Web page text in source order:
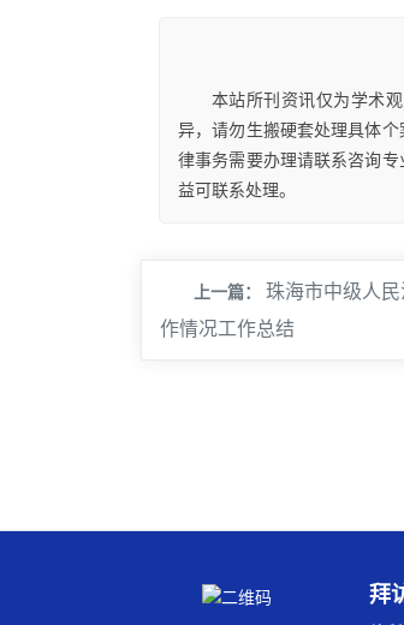
本站所刊资讯仅为学术
异，请勿生搬硬套处理具体
律事务需要办理请联系咨询
益可联系处理。
上一篇：
珠海市中级人
作情况工作总结
拜